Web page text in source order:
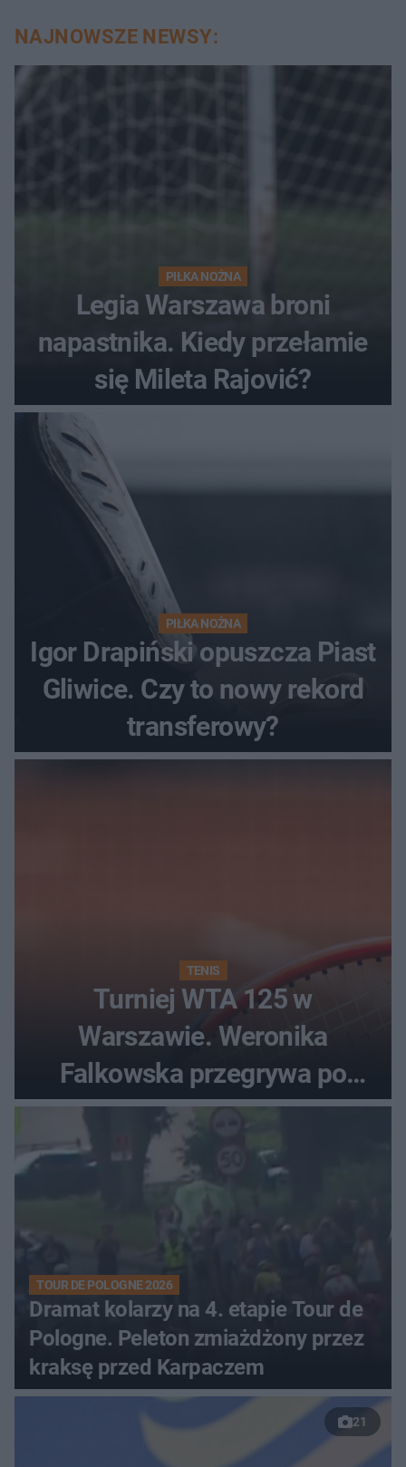
NAJNOWSZE NEWSY:
PIŁKA NOŻNA
Legia Warszawa broni
napastnika. Kiedy przełamie
się Mileta Rajović?
PIŁKA NOŻNA
Igor Drapiński opuszcza Piast
Gliwice. Czy to nowy rekord
transferowy?
TENIS
Turniej WTA 125 w
Warszawie. Weronika
Falkowska przegrywa po
zaciętym boju
TOUR DE POLOGNE 2026
Dramat kolarzy na 4. etapie Tour de
Pologne. Peleton zmiażdżony przez
kraksę przed Karpaczem
21